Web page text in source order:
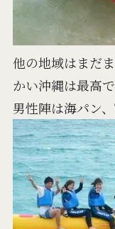
他の地域はまだ
かい沖縄は最高
男性陣は海パン